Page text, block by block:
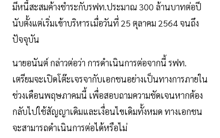
มีหนี้สะสมค้างชำระกับรฟท.ประมาณ 300 ล้านบาทต่อปี
นับตั้งแต่เริ่มเข้าบริหารเมื่อวันที่ 25 ตุลาคม 2564 จนถึง
ปัจจุบัน
นายอนันต์ กล่าวต่อว่า การดำเนินการต่อจากนี้ รฟท.
เตรียมจะเปิดโต๊ะเจรจากับเอกชนอย่างเป็นทางการภายใน
ช่วงเดือนพฤษภาคมนี้ เพื่อสอบถามความชัดเจนหากต้อง
กลับไปใช้สัญญาเดิมและเงื่อนไขเดิมทั้งหมด ทางเอกชน
จะสามารถดำเนินการต่อได้หรือไม่